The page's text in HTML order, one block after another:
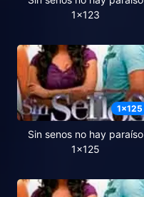
1x123
1x125
Sin senos no hay paraíso
1x125